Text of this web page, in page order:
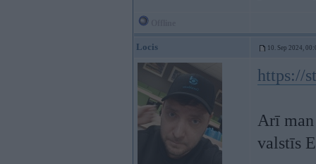
Locis 10. Sep 2024,
https://
Arī
valstīs